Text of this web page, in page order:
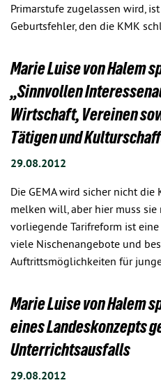
Primarstufe zugelassen wird,
Geburtsfehler, den die KMK
Marie Luise von Halem
„Sinnvollen
Wirtschaft, Vereinen
Tätigen und
29.08.2012
Die GEMA wird sicher nicht die
melken will, aber hier muss
vorliegende Tarifreform ist
viele Nischenangebote und
Auftrittsmöglichkeiten für
Marie Luise von Halem
eines Landeskonzepts
Unterrichtsausfalls
29.08.2012